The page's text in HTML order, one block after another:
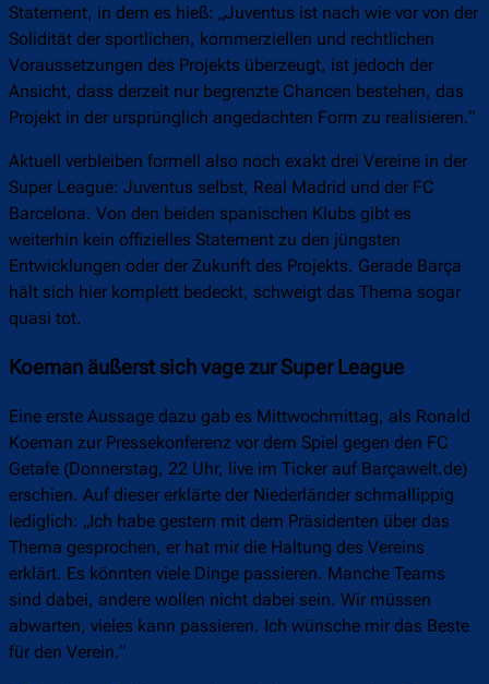
Statement, in dem es hieß: „Juventus ist nach wie vor von der
Solidität der sportlichen, kommerziellen und rechtlichen
Voraussetzungen des Projekts überzeugt, ist jedoch der
Ansicht, dass derzeit nur begrenzte Chancen bestehen, das
Projekt in der ursprünglich angedachten Form zu realisieren.“
Aktuell verbleiben formell also noch exakt drei Vereine in der
Super League: Juventus selbst, Real Madrid und der FC
Barcelona. Von den beiden spanischen Klubs gibt es
weiterhin kein offizielles Statement zu den jüngsten
Entwicklungen oder der Zukunft des Projekts. Gerade Barça
hält sich hier komplett bedeckt, schweigt das Thema sogar
quasi tot.
Koeman äußerst sich vage zur Super League
Eine erste Aussage dazu gab es Mittwochmittag, als Ronald
Koeman zur Pressekonferenz vor dem Spiel gegen den FC
Getafe (Donnerstag, 22 Uhr, live im Ticker auf Barçawelt.de)
erschien. Auf dieser erklärte der Niederländer schmallippig
lediglich: „Ich habe gestern mit dem Präsidenten über das
Thema gesprochen, er hat mir die Haltung des Vereins
erklärt. Es könnten viele Dinge passieren. Manche Teams
sind dabei, andere wollen nicht dabei sein. Wir müssen
abwarten, vieles kann passieren. Ich wünsche mir das Beste
für den Verein.“